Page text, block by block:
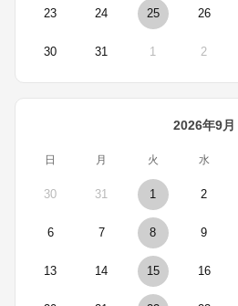
23 24 25 26
30 31 1 2
2026年9月
日 月 火 水
30 31 1 2
6 7 8 9
13 14 15 16